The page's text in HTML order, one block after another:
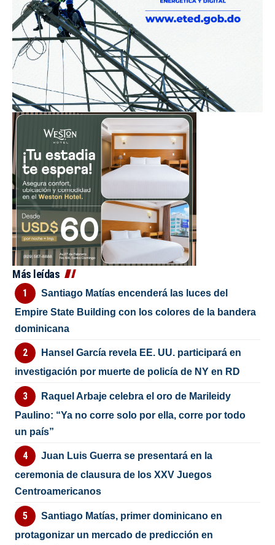
Más leídas
Santiago Matías encenderá las luces del
Empire State Building con los colores de la bandera
dominicana
Hansel García revela EE. UU. participará en
investigación por muerte de policía de NY en RD
Raquel Arbaje celebra el oro de Marileidy
Paulino: “Ya no corre solo por ella, corre por todo
un país”
Juan Luis Guerra se presentará en la
ceremonia de clausura de los XXV Juegos
Centroamericanos
Santiago Matías, primer dominicano en
protagonizar un mercado de predicción en